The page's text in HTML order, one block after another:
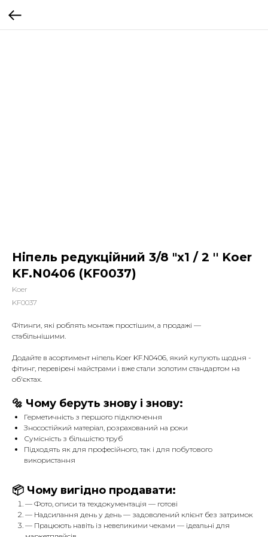
Ніпель редукційний 3/8 "x1 / 2 '' Koer
KF.N0406 (KF0037)
Koer
KF0037
Фітинги, які роблять монтаж простішим, а продажі —
стабільнішими.
Додайте в асортимент ніпель Koer KF.N0406, який купують щодня -
фітинг, перевірені майстрами і вже стали золотим стандартом на
об'єктах.
🔩 Чому беруть знову і знову:
Герметичність з першого підключення
Зносостійкий матеріал, розрахований на роки
Сумісність з більшістю труб
Підходять як для професійного, так і для побутового
використання
📦 Чому вигідно продавати:
— Фото, описи та техдокументація — готові
— Надсилання день у день — задоволений клієнт без затримок
— Працюють навіть із невеликими чеками — ідеальні для